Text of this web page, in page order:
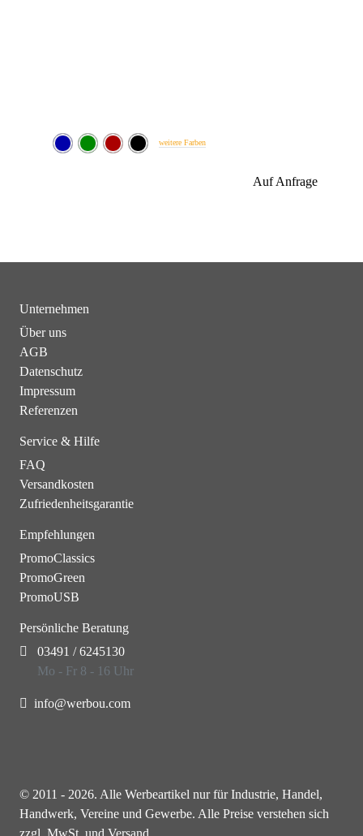
weitere Farben
Auf Anfrage
Unternehmen
Über uns
AGB
Datenschutz
Impressum
Referenzen
Service & Hilfe
FAQ
Versandkosten
Zufriedenheitsgarantie
Empfehlungen
PromoClassics
PromoGreen
PromoUSB
Persönliche Beratung
03491 / 6245130
Mo - Fr 8 - 16 Uhr
info@werbou.com
© 2011 - 2026. Alle Werbeartikel nur für Industrie, Handel,
Handwerk, Vereine und Gewerbe. Alle Preise verstehen sich
zzgl. MwSt. und Versand.